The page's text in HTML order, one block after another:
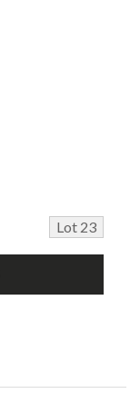
Lot 23